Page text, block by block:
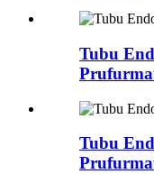
Tubu
Tubu